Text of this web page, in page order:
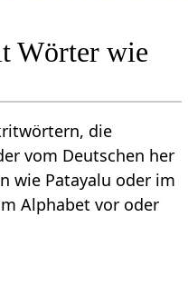
Wörter wie
die
vom Deutschen her
wie Patayalu oder im
Alphabet vor oder